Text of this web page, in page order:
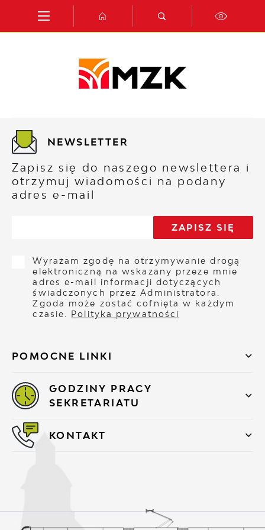
Przejdź do menu.
Przejdź do wyszukiwarki.
Przejdź do treści.
Przejdź do ustawień wielkości czcionki.
Włącz wersję kontrastową strony.
POMOCNE LINKI
NEWSLETTER
Zapisz się do naszego newslettera i
otrzymuj wiadomości na podany
adres e-mail
Wyrażam zgodę na otrzymywanie drogą
elektroniczną na wskazany przeze mnie
adres e-mail informacji dotyczących
świadczonych przez Administratora.
Zgoda może zostać cofnięta w każdym
czasie. Polityka prywatności
GODZINY PRACY
SEKRETARIATU
KONTAKT